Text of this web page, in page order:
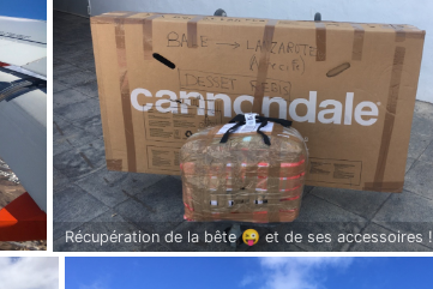
Récupération de la bête 😜 et de ses accessoires !